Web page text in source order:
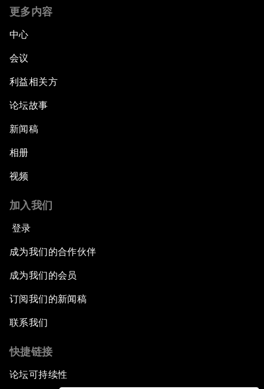
更多内容
中心
会议
利益相关方
论坛故事
新闻稿
相册
视频
加入我们
登录
成为我们的合作伙伴
成为我们的会员
订阅我们的新闻稿
联系我们
快捷链接
论坛可持续性